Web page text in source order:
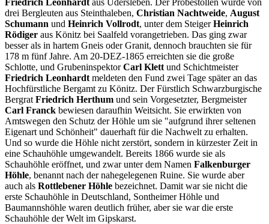
drei Bergleuten aus Steinthaleben, Christian Nachtweide, August
Schumann und Heinrich Vollrodt, unter dem SteigerHeinrich
Rödiger aus Könitz bei Saalfeld vorangetrieben. Das ging zwar
besser als in hartem Gneis oder Granit, dennoch brauchten sie für
178 m fünf Jahre. Am 20-DEZ-1865 erreichten sie die große
Schlotte, und GrubeninspektorCarl Klett und Schichtmeister
Friedrich Leonhardt meldeten den Fund zwei Tage später an das
Hochfürstliche Bergamt zu Könitz. Der Fürstlich Schwarzburgische
Bergrat Friedrich Herthum und sein Vorgesetzter, Bergmeister
Carl Franck bewiesen daraufhin Weitsicht. Sie erwirkten von
Amtswegen den Schutz der Höhle um sie "aufgrund ihrer seltenen
Eigenart und Schönheit" dauerhaft für die Nachwelt zu erhalten.
Und so wurde die Höhle nicht zerstört, sondern in kürzester Zeit in
eine Schauhöhle umgewandelt. Bereits 1866 wurde sie als
Schauhöhle eröffnet, und zwar unter dem Namen Falkenburger
Höhle, benannt nach der nahegelegenen Ruine. Sie wurde aber
auch als Rottlebener Höhle bezeichnet. Damit war sie nicht die
erste Schauhöhle in Deutschland, Sontheimer Höhle und
Baumannshöhle waren deutlich früher, aber sie war die erste
Schauhöhle der Welt im Gipskarst.